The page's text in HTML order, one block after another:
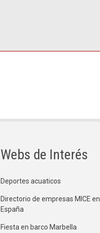
Webs de Interés
Deportes acuaticos
Directorio de empresas MICE en
España
Fiesta en barco Marbella